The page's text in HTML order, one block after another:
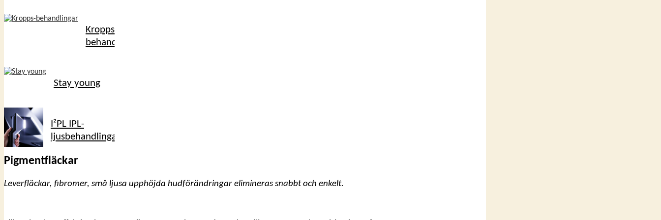
Kropps-
behandlingar
Stay young
I²PL IPL-
ljusbehandlingar
Pigmentfläckar
Leverfläckar, fibromer, små ljusa upphöjda hudförändringar elimineras snabbt och enkelt.